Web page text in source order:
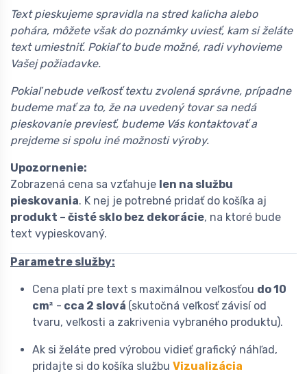
Text pieskujeme spravidla na stred kalicha alebo
pohára, môžete však do poznámky uviesť, kam si želáte
text umiestniť. Pokiaľ to bude možné, radi vyhovieme
Vašej požiadavke.
Pokiaľ nebude veľkosť textu zvolená správne, prípadne
budeme mať za to, že na uvedený tovar sa nedá
pieskovanie previesť, budeme Vás kontaktovať a
prejdeme si spolu iné možnosti výroby.
Upozornenie:
Zobrazená cena sa vzťahuje len na službu
pieskovania. K nej je potrebné pridať do košíka aj
produkt – čisté sklo bez dekorácie, na ktoré bude
text vypieskovaný.
Parametre služby:
Cena platí pre text s maximálnou veľkosťou do 10
cm² - cca 2 slová (skutočná veľkosť závisí od
tvaru, veľkosti a zakrivenia vybraného produktu).
Ak si želáte pred výrobou vidieť grafický náhľad,
pridajte si do košíka službu Vizualizácia